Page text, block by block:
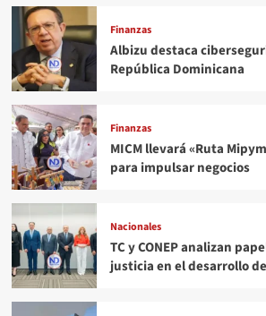
Finanzas
Albizu destaca
República Dominicana
Finanzas
MICM llevará «Ruta
para impulsar negocios
Nacionales
TC y CONEP analizan
justicia en el desarrollo